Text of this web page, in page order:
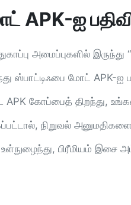
APK-ஐ
அமைப்புகளில்
ஸ்பாட்டிஃபை மோட் APK-ஐ
APK கோப்பைத் திறந்து,
நிறுவல்
பிரீமியம் இசை